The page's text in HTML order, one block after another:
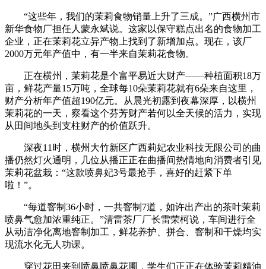
“这些年，我们的茉莉食物销量上升了三成。”广西横州市
新华食物厂担任人蒙永斌说。这家以保守糕点出名的食物加工
企业，正在茉莉花立异产物上找到了新增加点。现在，该厂
2000万元年产值中，有一半来自茉莉花食物。
正在横州，茉莉花是个富平易近大财产——种植面积18万
亩，鲜花产量15万吨，全球每10朵茉莉花就有6朵来自这里，
财产分析年产值超190亿元。从晨光初露到夜幕深厚，以横州
茉莉花的一天，察看这个芬芳财产若何以全天候的活力，实现
从田间地头到支柱财产的价值跃升。
深夜11时，横州大竹新区广西莉妃农业科技无限公司的曲
播仍然灯火通明，几位从播正正在曲播间热情地向消费者引见
茉莉花盆栽：“这款喷鼻妃3号最抢手，喜好的赶紧下单
啦！”。
“每道窨制36小时，一共窨制7道，如许出产出的茶叶茉莉
喷鼻气愈加浓重纯正。”清雷茶厂厂长雷荣柯说，车间进行全
从动洁净化离地窨制加工，鲜花养护、拼合、窨制和干燥均实
现流水化无人功课。
穿过花田来到喷鼻喷鼻花圃，学生们正正在体验茉莉精油